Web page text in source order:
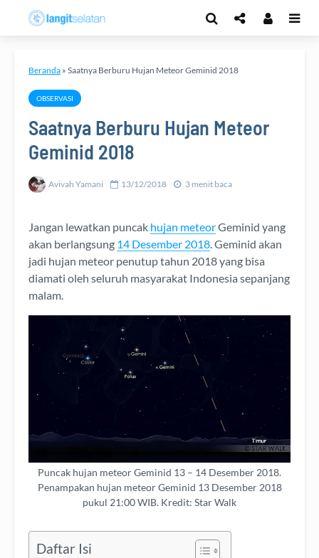
Beranda » Saatnya Berburu Hujan Meteor Geminid 2018
OBSERVASI
Saatnya Berburu Hujan Meteor
Geminid 2018
Avivah Yamani 13/12/2018 3 menit baca
Jangan lewatkan puncak hujan meteorGeminid yang
akan berlangsung 14 Desember 2018. Geminid akan
jadi hujan meteor penutup tahun 2018 yang bisa
diamati oleh seluruh masyarakat Indonesia sepanjang
malam.
Puncak hujan meteor Geminid 13 – 14 Desember 2018.
Penampakan hujan meteor Geminid 13 Desember 2018
pukul 21:00 WIB. Kredit: Star Walk
Daftar Isi